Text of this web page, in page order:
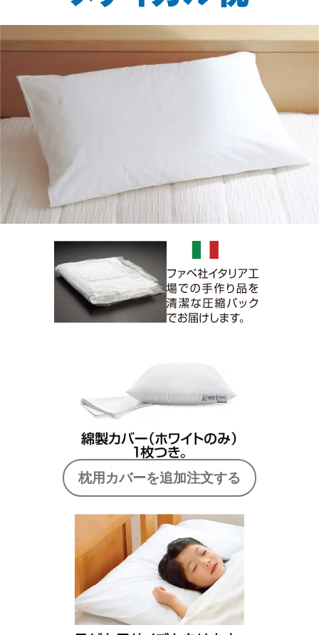
枕用カバーを追加注文する